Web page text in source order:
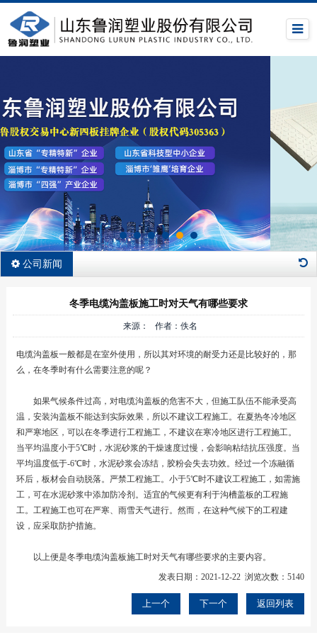
公司新闻
冬季电缆沟盖板施工时对天气有哪些要求
来源： 作者：佚名
电缆沟盖板一般都是在室外使用，所以其对环境的耐受力还是比较好的，那
么，在冬季时有什么需要注意的呢？
如果气候条件过高，对电缆沟盖板的危害不大，但施工队伍不能承受高
温，安装沟盖板不能达到实际效果，所以不建议工程施工。在夏热冬冷地区
和严寒地区，可以在冬季进行工程施工，不建议在寒冷地区进行工程施工。
当平均温度小于5℃时，水泥砂浆的干燥速度过慢，会影响粘结抗压强度。当
平均温度低于-6℃时，水泥砂浆会冻结，胶粉会失去功效。经过一个冻融循
环后，板材会自动脱落。严禁工程施工。小于5℃时不建议工程施工，如需施
工，可在水泥砂浆中添加防冷剂。适宜的气候更有利于沟槽盖板的工程施
工。工程施工也可在严寒、雨雪天气进行。然而，在这种气候下的工程建
设，应采取防护措施。
以上便是冬季电缆沟盖板施工时对天气有哪些要求的主要内容。
发表日期：2021-12-22 浏览次数：5140
上一个 下一个 返回列表